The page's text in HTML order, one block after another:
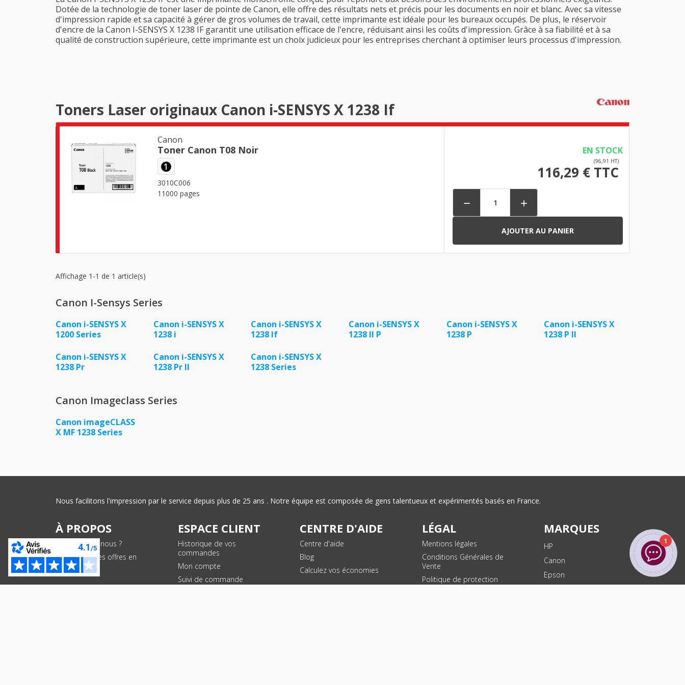
Dotée de la technologie de toner laser de pointe de Canon, elle offre des résultats nets et précis pour les documents en noir et blanc. Avec sa vitesse
d'impression rapide et sa capacité à gérer de gros volumes de travail, cette imprimante est idéale pour les bureaux occupés. De plus, le réservoir
d'encre de la Canon I-SENSYS X 1238 IF garantit une utilisation efficace de l'encre, réduisant ainsi les coûts d'impression. Grâce à sa fiabilité et à sa
qualité de construction supérieure, cette imprimante est un choix judicieux pour les entreprises cherchant à optimiser leurs processus d'impression.
Toners Laser originaux Canon i-SENSYS X 1238 If
Canon
Toner Canon T08 Noir
1
3010C006
11000 pages
EN STOCK
(96,91 HT)
116,29 € TTC
 
AJOUTER AU PANIER
Affichage 1-1 de 1 article(s)
Canon I-Sensys Series
Canon i-SENSYS X
1200 Series
Canon i-SENSYS X
1238 i
Canon i-SENSYS X
1238 If
Canon i-SENSYS X
1238 II P
Canon i-SENSYS X
1238 P
Canon i-SENSYS X
1238 P II
Canon i-SENSYS X
1238 Pr
Canon i-SENSYS X
1238 Pr II
Canon i-SENSYS X
1238 Series
Canon Imageclass Series
Canon imageCLASS
X MF 1238 Series
Nous facilitons l'impression par le service depuis plus de 25 ans . Notre équipe est composée de gens talentueux et expérimentés basés en France.
À PROPOS
Qui sommes-nous ?
Conditions des offres en
cours
ESPACE CLIENT
Historique de vos
commandes
Mon compte
Suivi de commande
CENTRE D'AIDE
Centre d'aide
Blog
Calculez vos économies
LÉGAL
Mentions légales
Conditions Générales de
Vente
Politique de protection
MARQUES
HP
Canon
Epson
1